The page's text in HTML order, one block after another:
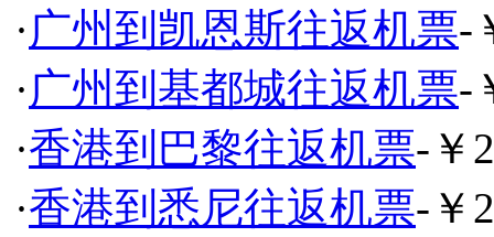
·广州到凯恩斯往返机票-
·广州到基都城往返机票-
·香港到巴黎往返机票-￥
·香港到悉尼往返机票-￥